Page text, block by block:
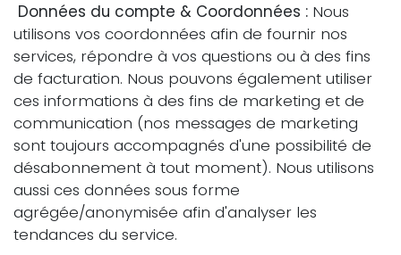
Données du compte & Coordonnées : Nous
utilisons vos coordonnées afin de fournir nos
services, répondre à vos questions ou à des fins
de facturation. Nous pouvons également utiliser
ces informations à des fins de marketing et de
communication (nos messages de marketing
sont toujours accompagnés d'une possibilité de
désabonnement à tout moment). Nous utilisons
aussi ces données sous forme
agrégée/anonymisée afin d'analyser les
tendances du service.